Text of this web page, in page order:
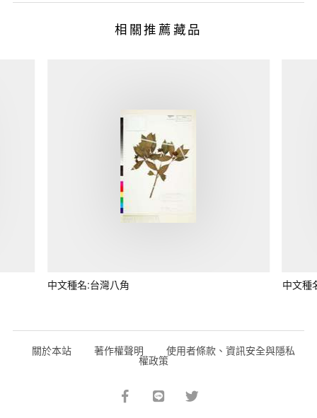
相關推薦藏品
中文種名:台灣八角 中文種
關於本站 著作權聲明 使用者條款、資訊安全與隱私
權政策